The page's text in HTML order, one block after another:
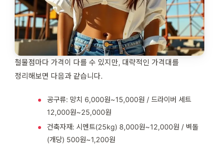
철물점마다 가격이 다를 수 있지만, 대략적인 가격대를
정리해보면 다음과 같습니다.
공구류: 망치 6,000원~15,000원 / 드라이버 세트
12,000원~25,000원
건축자재: 시멘트(25kg) 8,000원~12,000원 / 벽돌
(개당) 500원~1,200원